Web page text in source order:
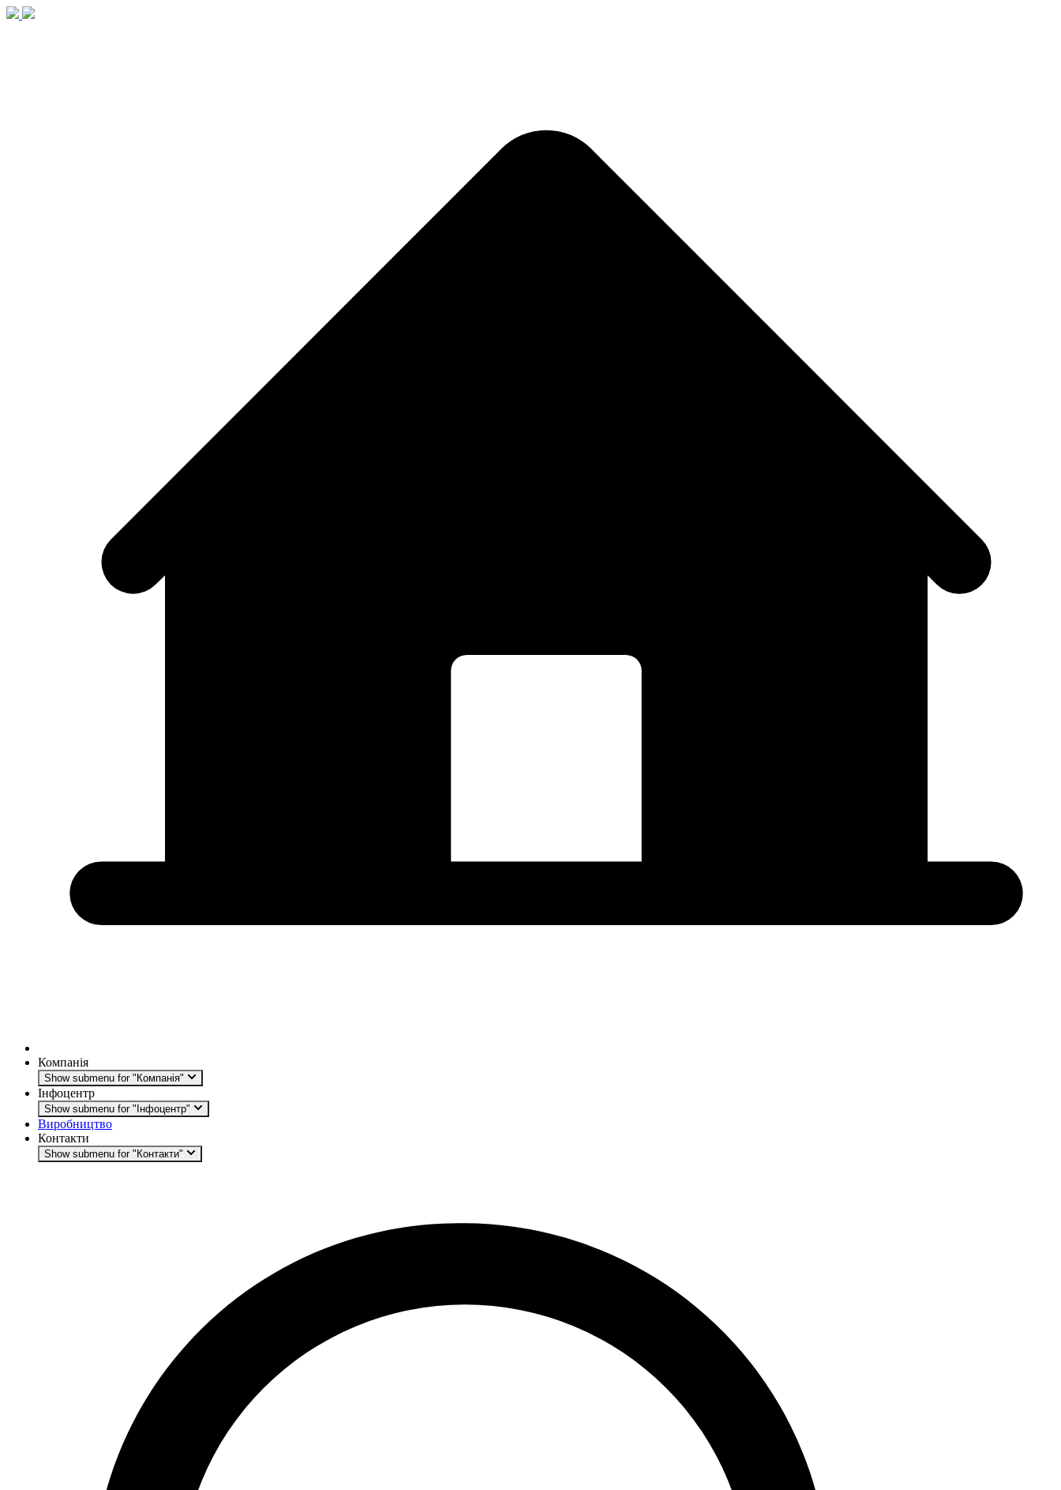
Компанія
Show submenu for "Компанія"
Інфоцентр
Show submenu for "Інфоцентр"
Виробництво
Контакти
Show submenu for "Контакти"